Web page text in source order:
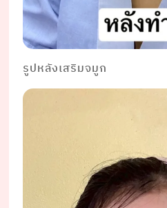
รูปหลังเสริมจมูก